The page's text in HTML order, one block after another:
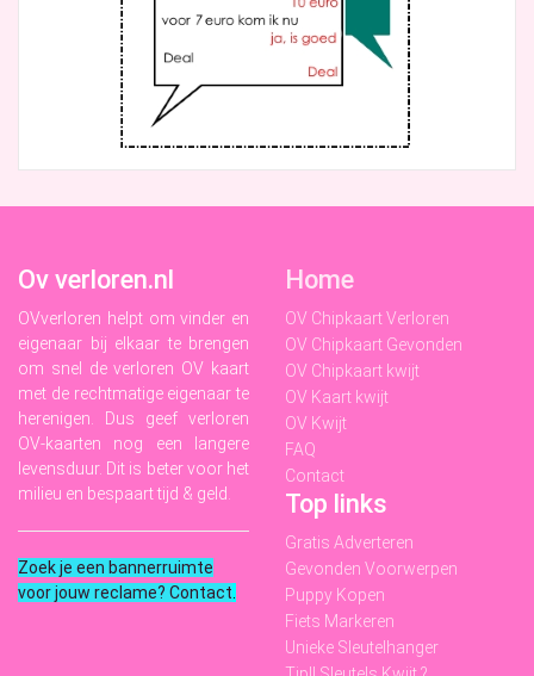
Ov verloren.nl
OVverloren helpt om vinder en
eigenaar bij elkaar te brengen
om snel de verloren OV kaart
met de rechtmatige eigenaar te
herenigen. Dus geef verloren
OV-kaarten nog een langere
levensduur. Dit is beter voor het
milieu en bespaart tijd & geld.
Zoek je een bannerruimte
voor jouw reclame? Contact
Home
OV Chipkaart Verloren
OV Chipkaart Gevonden
OV Chipkaart kwijt
OV Kaart kwijt
OV Kwijt
FAQ
Contact
Top links
Gratis Adverteren
Gevonden Voorwerpen
Puppy Kopen
Fiets Markeren
Unieke Sleutelhanger